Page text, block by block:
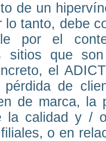
de un
lo tanto, debe
por el
sitios que
el
de
de marca, la
la calidad y /
o en